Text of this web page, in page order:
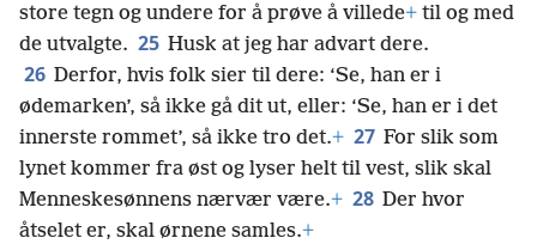
store tegn og undere for å prøve å villede+ til og med
de utvalgte. 25 Husk at jeg har advart dere.
26 Derfor, hvis folk sier til dere: ‘Se, han er i
ødemarken’, så ikke gå dit ut, eller: ‘Se, han er i det
innerste rommet’, så ikke tro det.+ 27 For slik som
lynet kommer fra øst og lyser helt til vest, slik skal
Menneskesønnens nærvær være.+ 28 Der hvor
åtselet er, skal ørnene samles.+